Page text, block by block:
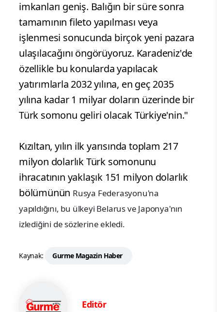
imkanları geniş. Balığın bir süre sonra
tamamının fileto yapılması veya
işlenmesi sonucunda birçok yeni pazara
ulaşılacağını öngörüyoruz. Karadeniz'de
özellikle bu konularda yapılacak
yatırımlarla 2032 yılına, en geç 2035
yılına kadar 1 milyar doların üzerinde bir
Türk somonu geliri olacak Türkiye'nin."
Kızıltan, yılın ilk yarısında toplam 217
milyon dolarlık Türk somonunu
ihracatının yaklaşık 151 milyon dolarlık
bölümünün Rusya Federasyonu'na
yapıldığını, bu ülkeyi Belarus ve Japonya'nın
izlediğini de sözlerine ekledi.
Kaynak: Gurme Magazin Haber
Editör